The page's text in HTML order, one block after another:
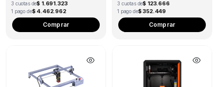
3 cuotas de$ 1.691.323
1 pago de$ 4.462.962
Comprar
3 cuotas de$ 123.666
1 pago de$ 352.449
Comprar